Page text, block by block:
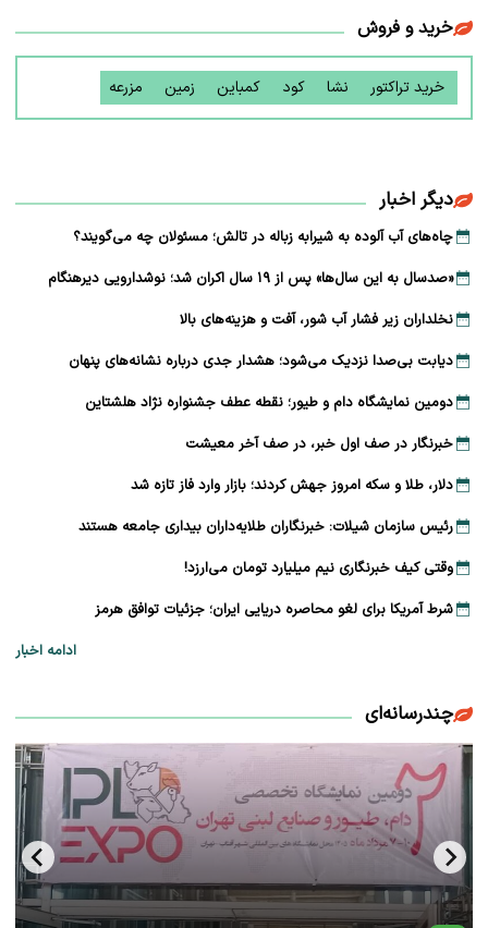
خرید و فروش
خرید تراکتور نشا کود کمباین زمین مزرعه
دیگر اخبار
چاه‌های آب آلوده به شیرابه زباله در تالش؛ مسئولان چه می‌گویند؟
«صدسال به این سال‌ها» پس از ۱۹ سال اکران شد؛ نوشدارویی دیرهنگام
نخلداران زیر فشار آب شور، آفت و هزینه‌های بالا
دیابت بی‌صدا نزدیک می‌شود؛ هشدار جدی درباره نشانه‌های پنهان
دومین نمایشگاه دام و طیور؛ نقطه عطف جشنواره نژاد هلشتاین
خبرنگار در صف اول خبر، در صف آخر معیشت
دلار، طلا و سکه امروز جهش کردند؛ بازار وارد فاز تازه شد
رئیس سازمان شیلات: خبرنگاران طلایه‌داران بیداری جامعه هستند
وقتی کیف خبرنگاری نیم میلیارد تومان می‌ارزد!
شرط آمریکا برای لغو محاصره دریایی ایران؛ جزئیات توافق هرمز
ادامه اخبار
چندرسانه‌ای